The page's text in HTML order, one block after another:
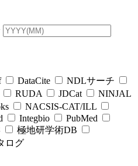
DataCite
NDLサーチ
RUDA JDCat
NINJAL
NACSIS-CAT/ILL
Integbio
PubMed
極地研学術DB
ログ